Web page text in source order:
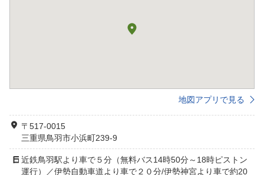
地図アプリで見る
〒517-0015
三重県鳥羽市小浜町239-9
近鉄鳥羽駅より車で５分（無料バス14時50分～18時ピストン
運行）／伊勢自動車道より車で２０分/伊勢神宮より車で約20